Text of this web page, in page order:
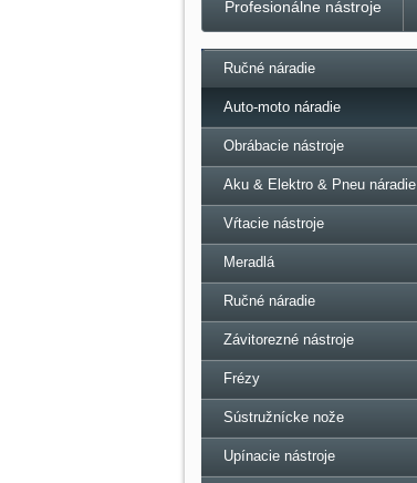
Profesionálne nástroje
Ručné náradie
Auto-moto náradie
Obrábacie nástroje
Aku & Elektro & Pneu náradie
Vŕtacie nástroje
Meradlá
Ručné náradie
Závitorezné nástroje
Frézy
Sústružnícke nože
Upínacie nástroje